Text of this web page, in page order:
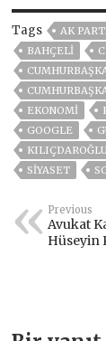
Tags AK
BAHÇELİ
EKONOMİ
GOOGLE
SİYASET
Previous
Avukat
Hüseyin